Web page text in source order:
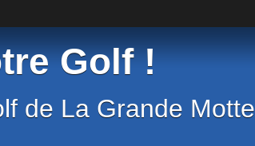
Golf !
de La Grande Motte